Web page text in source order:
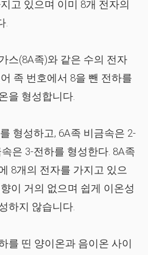
고 있으며 이미 8개 전자의
.
스(8A족)와 같은 수의 전자
족 번호에서 8을 뺀 전하를
을 형성합니다.
형성하고, 6A족 비금속은 2-
은 3-전하를 형성한다. 8A족
8개의 전자를 가지고 있으
이 거의 없으며 쉽게 이온성
하지 않습니다.
를 띤 양이온과 음이온 사이